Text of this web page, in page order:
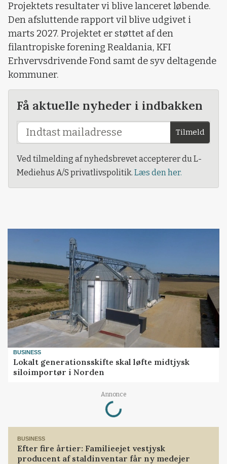
Projektets resultater vi blive lanceret løbende.
Den afsluttende rapport vil blive udgivet i
marts 2027. Projektet er støttet af den
filantropiske forening Realdania, KFI
Erhvervsdrivende Fond samt de syv deltagende
kommuner.
Få aktuelle nyheder i indbakken
Tilmeld
Ved tilmelding af nyhedsbrevet accepterer du L-
Mediehus A/S privatlivspolitik. Læs den her.
BUSINESS
Lokalt generationsskifte skal løfte midtjysk
siloimportør i Norden
Annonce
Loading...
BUSINESS
Efter fire årtier: Familieejet vestjysk
producent af staldinventar får ny medejer